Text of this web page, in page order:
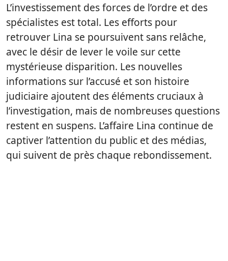
L’investissement des forces de l’ordre et des
spécialistes est total. Les efforts pour
retrouver Lina se poursuivent sans relâche,
avec le désir de lever le voile sur cette
mystérieuse disparition. Les nouvelles
informations sur l’accusé et son histoire
judiciaire ajoutent des éléments cruciaux à
l’investigation, mais de nombreuses questions
restent en suspens. L’affaire Lina continue de
captiver l’attention du public et des médias,
qui suivent de près chaque rebondissement.